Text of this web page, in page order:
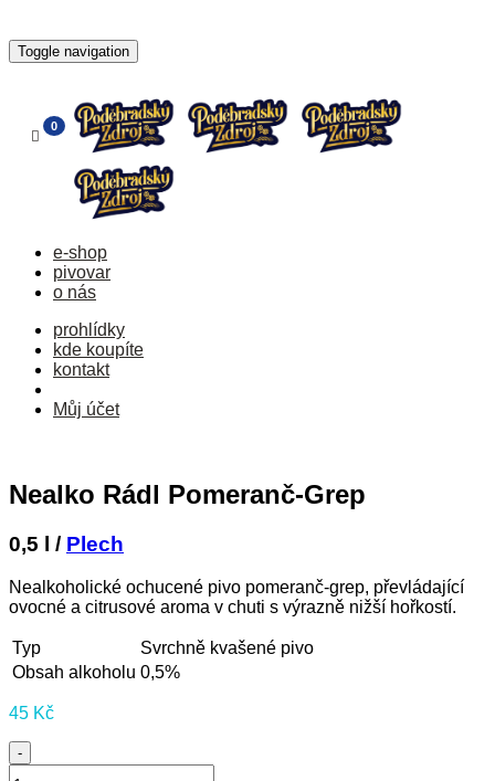
Toggle navigation
e-shop
pivovar
o nás
prohlídky
kde koupíte
kontakt
Můj účet
Nealko Rádl Pomeranč-Grep
0,5 l / Plech
Nealkoholické ochucené pivo pomeranč-grep, převládající
ovocné a citrusové aroma v chuti s výrazně nižší hořkostí.
Typ
Svrchně kvašené pivo
Obsah alkoholu 0,5%
45 Kč
-